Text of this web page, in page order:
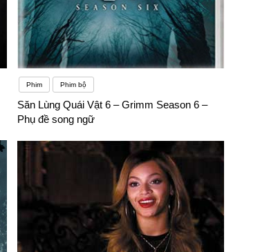
Phim Phim bộ
Săn Lùng Quái Vật 6 – Grimm Season 6 –
Phụ đề song ngữ